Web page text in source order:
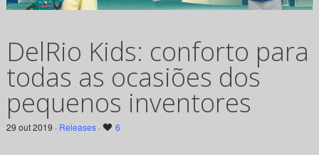
DelRio Kids: conforto para
todas as ocasiões dos
pequenos inventores
29 out 2019 · Releases· 6